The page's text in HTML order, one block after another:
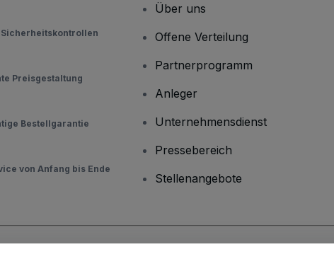
Preisgestaltung
Bestellgarantie
von Anfang bis Ende
Über uns
Offene Verteilung
Partnerprogramm
Anleger
Unternehmensdienst
Pressebereich
Stellenangebote